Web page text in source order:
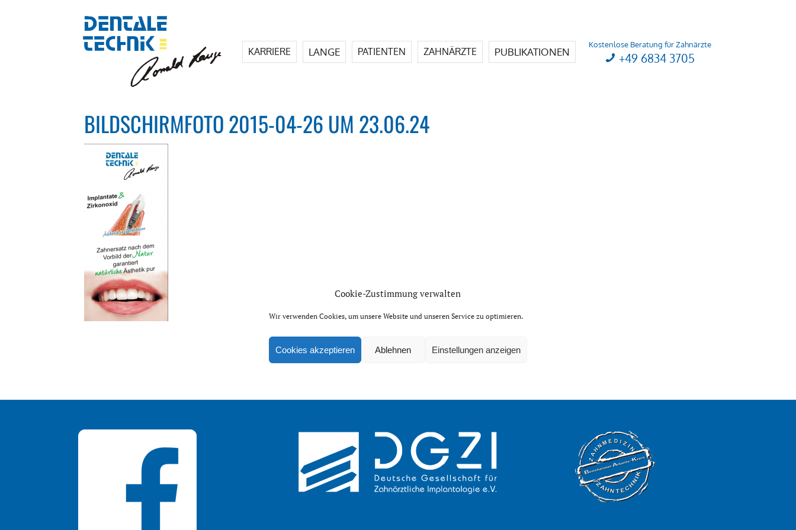
Cookie-Zustimmung verwalten
Wir verwenden Cookies, um unsere Website und unseren Service zu optimieren.
Cookies akzeptieren Ablehnen Einstellungen anzeigen
KARRIERE LANGE PATIENTEN ZAHNÄRZTE PUBLIKATIONEN
Kostenlose Beratung für Zahnärzte
+49 6834 3705
BILDSCHIRMFOTO 2015-04-26 UM 23.06.24